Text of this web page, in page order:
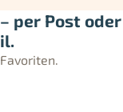
per Post oder